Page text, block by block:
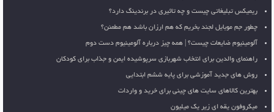
ریمیکس تبلیغاتی چیست و چه تاثیری در برندینگ دارد؟
چطور جم موبایل لجند بخریم که هم ارزان باشد هم مطمئن؟
آلومینیوم ضایعات چیست؟ | همه چیز درباره آلومینیوم دست دوم
راهنمای والدین برای انتخاب شهربازی سرپوشیده ایمن و جذاب برای کودکان
روش های جدید آموزشی برای پایه ششم ابتدایی
بهترین کالاهای سایت های چینی برای خرید و واردات
میکروفون یقه ای زیر یک میلیون